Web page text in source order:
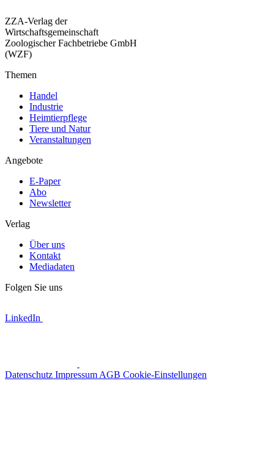
ZZA-Verlag der
Wirtschaftsgemeinschaft
Zoologischer Fachbetriebe GmbH
(WZF)
Themen
Handel
Industrie
Heimtierpflege
Tiere und Natur
Veranstaltungen
Angebote
E-Paper
Abo
Newsletter
Verlag
Über uns
Kontakt
Mediadaten
Folgen Sie uns
LinkedIn
Datenschutz Impressum AGB Cookie-Einstellungen